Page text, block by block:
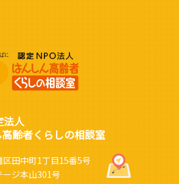
法人
齢者くらしの相談室
区田中町1丁目15番5号
ージ本山301号